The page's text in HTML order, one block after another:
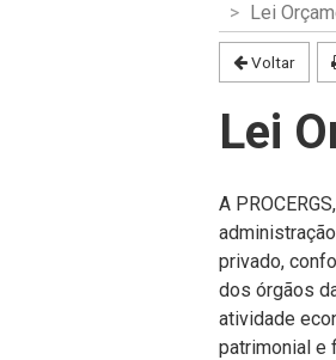
Lei
Voltar
Lei
A
privado,
dos órgãos
atividade
patrimonial e